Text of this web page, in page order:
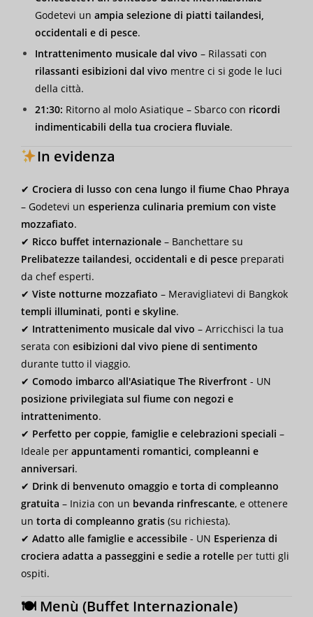
Godetevi un ampia selezione di piatti tailandesi,
occidentali e di pesce.
Intrattenimento musicale dal vivo – Rilassati con
rilassanti esibizioni dal vivo mentre ci si gode le luci
della città.
21:30: Ritorno al molo Asiatique – Sbarco con ricordi
indimenticabili della tua crociera fluviale.
In evidenza
✔ Crociera di lusso con cena lungo il fiume Chao Phraya
– Godetevi un esperienza culinaria premium con viste
mozzafiato.
✔ Ricco buffet internazionale – Banchettare su
Prelibatezze tailandesi, occidentali e di pesce preparati
da chef esperti.
✔ Viste notturne mozzafiato – Meravigliatevi di Bangkok
templi illuminati, ponti e skyline.
✔ Intrattenimento musicale dal vivo – Arricchisci la tua
serata con esibizioni dal vivo piene di sentimento
durante tutto il viaggio.
✔ Comodo imbarco all'Asiatique The Riverfront - UN
posizione privilegiata sul fiume con negozi e
intrattenimento.
✔ Perfetto per coppie, famiglie e celebrazioni speciali –
Ideale per appuntamenti romantici, compleanni e
anniversari.
✔ Drink di benvenuto omaggio e torta di compleanno
gratuita – Inizia con un bevanda rinfrescante, e ottenere
un torta di compleanno gratis (su richiesta).
✔ Adatto alle famiglie e accessibile - UN Esperienza di
crociera adatta a passeggini e sedie a rotelle per tutti gli
ospiti.
🍽 Menù (Buffet Internazionale)